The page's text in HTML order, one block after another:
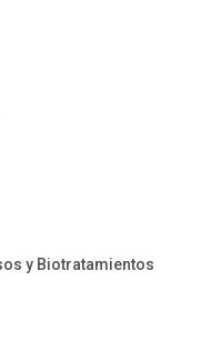
y Biotratamientos